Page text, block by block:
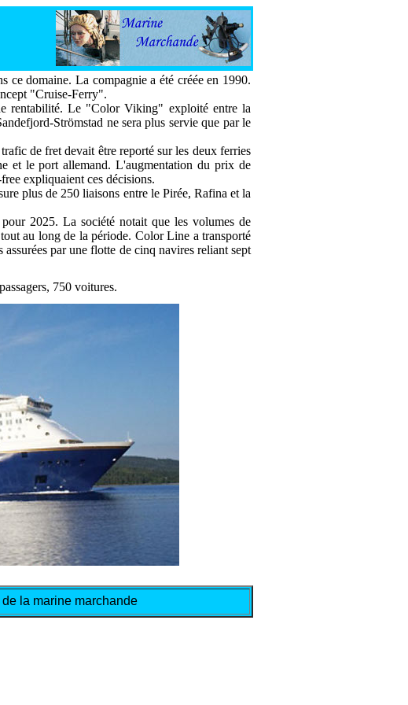
ce domaine. La compagnie a été créée en 1990.
"Cruise-Ferry".
rentabilité. Le "Color Viking" exploité entre la
Strömstad ne sera plus servie que par le
de fret devait être reporté sur les deux ferries
et le port allemand. L'augmentation du prix de
expliquaient ces décisions.
plus de 250 liaisons entre le Pirée, Rafina et la
2025. La société notait que les volumes de
au long de la période. Color Line a transporté
par une flotte de cinq navires reliant sept
750 voitures.
la marine marchande